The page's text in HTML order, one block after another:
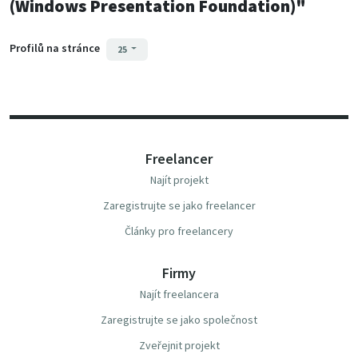
(Windows Presentation Foundation)"
Profilů na stránce 25
Freelancer
Najít projekt
Zaregistrujte se jako freelancer
Články pro freelancery
Firmy
Najít freelancera
Zaregistrujte se jako společnost
Zveřejnit projekt